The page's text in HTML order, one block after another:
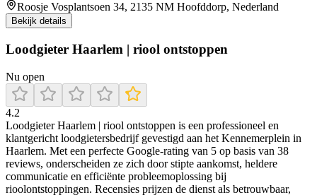
Roosje Vosplantsoen 34, 2135 NM Hoofddorp, Nederland
Bekijk details
Loodgieter Haarlem | riool ontstoppen
Nu open
4.2
Loodgieter Haarlem | riool ontstoppen is een professioneel en
klantgericht loodgietersbedrijf gevestigd aan het Kennemerplein in
Haarlem. Met een perfecte Google-rating van 5 op basis van 38
reviews, onderscheiden ze zich door stipte aankomst, heldere
communicatie en efficiënte probleemoplossing bij
rioolontstoppingen. Recensies prijzen de dienst als betrouwbaar,